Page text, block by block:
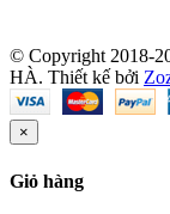
© Copyright 2018-
HÀ. Thiết kế bởi
×
Giỏ hàng